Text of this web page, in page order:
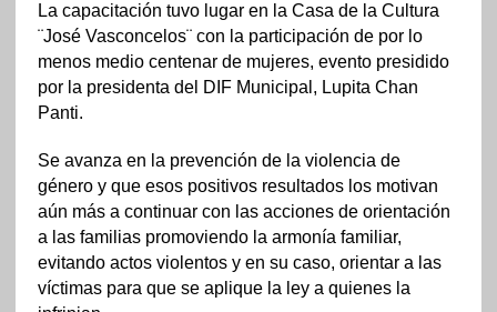
La capacitación tuvo lugar en la Casa de la Cultura
¨José Vasconcelos¨ con la participación de por lo
menos medio centenar de mujeres, evento presidido
por la presidenta del DIF Municipal, Lupita Chan
Panti.
Se avanza en la prevención de la violencia de
género y que esos positivos resultados los motivan
aún más a continuar con las acciones de orientación
a las familias promoviendo la armonía familiar,
evitando actos violentos y en su caso, orientar a las
víctimas para que se aplique la ley a quienes la